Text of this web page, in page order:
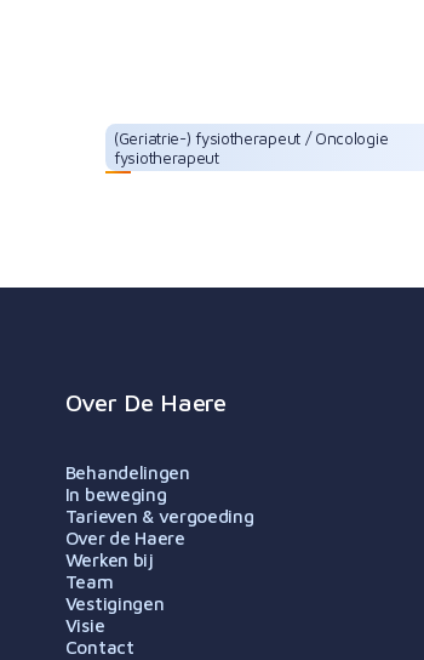
(Geriatrie-) fysiotherapeut / Oncologie
fysiotherapeut
Over De Haere
Behandelingen
In beweging
Tarieven & vergoeding
Over de Haere
Werken bij
Team
Vestigingen
Visie
Contact